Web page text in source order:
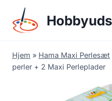
content
Hjem » Hama Maxi Perlesæt
perler + 2 Maxi Perleplader